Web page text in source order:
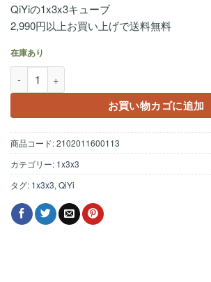
段階評
価のう
ち、3
QiYiの1x3x3キューブ
2,990円以上お買い上げで送料無料
在庫あり
QiYi 1x3x3 ブラック個
お買い物カゴに追加
商品コード:2102011600113
カテゴリー: 1x3x3
タグ: 1x3x3, QiYi